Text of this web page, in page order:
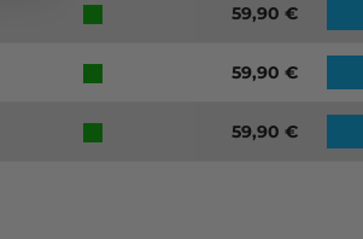
59,90€
59,90€
59,90€